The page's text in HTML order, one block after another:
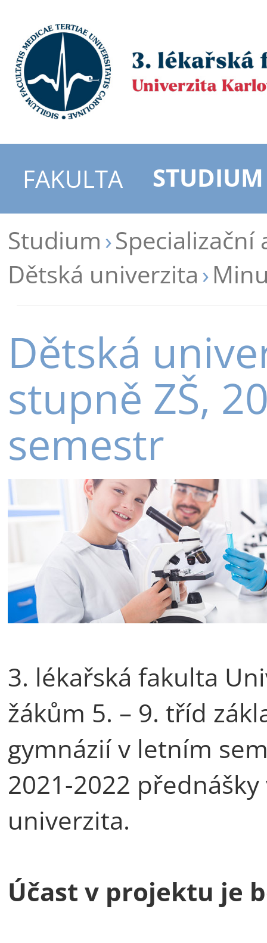
FAKULTA
STUDIUM
Studium Specializační
Dětská univerzita
Dětská
stupně ZŠ,
semestr
3. lékařská fakulta
žákům 5. – 9. tříd
gymnázií v letním
2021-2022
univerzita.
Účast v projektu je